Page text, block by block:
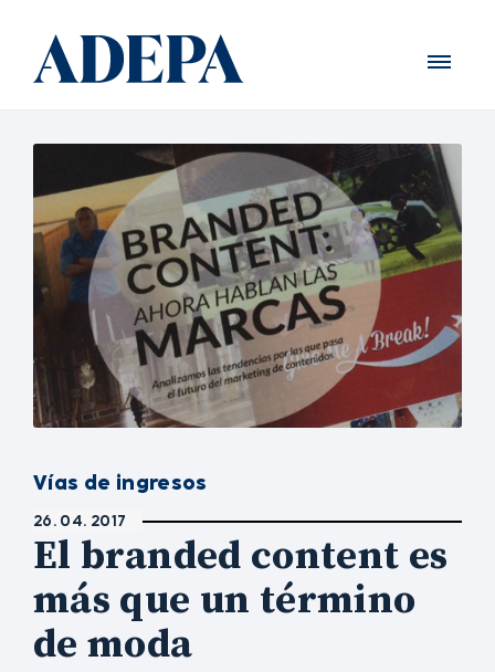
Vías de ingresos
26. 04. 2017
El branded content es
más que un término
de moda